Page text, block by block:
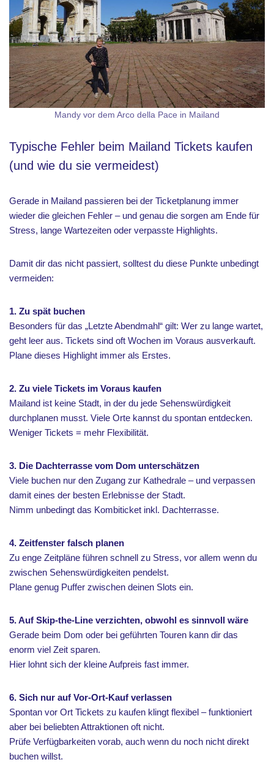
Mandy vor dem Arco della Pace in Mailand
Typische Fehler beim Mailand Tickets kaufen
(und wie du sie vermeidest)
Gerade in Mailand passieren bei der Ticketplanung immer
wieder die gleichen Fehler – und genau die sorgen am Ende für
Stress, lange Wartezeiten oder verpasste Highlights.
Damit dir das nicht passiert, solltest du diese Punkte unbedingt
vermeiden:
1. Zu spät buchen
Besonders für das „Letzte Abendmahl“ gilt: Wer zu lange wartet,
geht leer aus. Tickets sind oft Wochen im Voraus ausverkauft.
Plane dieses Highlight immer als Erstes.
2. Zu viele Tickets im Voraus kaufen
Mailand ist keine Stadt, in der du jede Sehenswürdigkeit
durchplanen musst. Viele Orte kannst du spontan entdecken.
Weniger Tickets = mehr Flexibilität.
3. Die Dachterrasse vom Dom unterschätzen
Viele buchen nur den Zugang zur Kathedrale – und verpassen
damit eines der besten Erlebnisse der Stadt.
Nimm unbedingt das Kombiticket inkl. Dachterrasse.
4. Zeitfenster falsch planen
Zu enge Zeitpläne führen schnell zu Stress, vor allem wenn du
zwischen Sehenswürdigkeiten pendelst.
Plane genug Puffer zwischen deinen Slots ein.
5. Auf Skip-the-Line verzichten, obwohl es sinnvoll wäre
Gerade beim Dom oder bei geführten Touren kann dir das
enorm viel Zeit sparen.
Hier lohnt sich der kleine Aufpreis fast immer.
6. Sich nur auf Vor-Ort-Kauf verlassen
Spontan vor Ort Tickets zu kaufen klingt flexibel – funktioniert
aber bei beliebten Attraktionen oft nicht.
Prüfe Verfügbarkeiten vorab, auch wenn du noch nicht direkt
buchen willst.